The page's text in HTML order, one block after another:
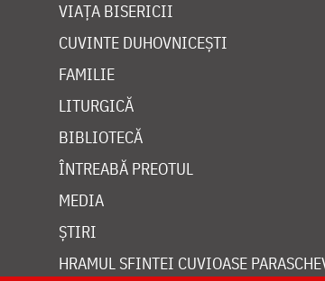
VIAȚA BISERICII
CUVINTE DUHOVNICEȘTI
FAMILIE
LITURGICĂ
BIBLIOTECĂ
ÎNTREABĂ PREOTUL
MEDIA
ȘTIRI
HRAMUL SFINTEI CUVIOASE